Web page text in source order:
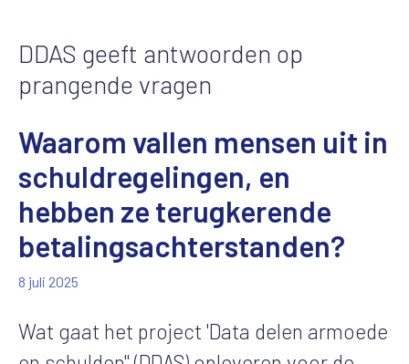
DDAS geeft antwoorden op
prangende vragen
Waarom vallen mensen uit in
schuldregelingen, en
hebben ze terugkerende
betalingsachterstanden?
8 juli 2025
Wat gaat het project 'Data delen armoede